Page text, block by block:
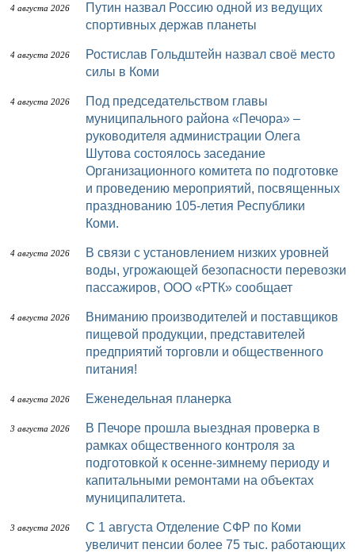
4 августа 2026
Путин назвал Россию одной из ведущих
спортивных держав планеты
4 августа 2026
Ростислав Гольдштейн назвал своё место
силы в Коми
4 августа 2026
Под председательством главы
муниципального района «Печора» –
руководителя администрации Олега
Шутова состоялось заседание
Организационного комитета по подготовке
и проведению мероприятий, посвященных
празднованию 105-летия Республики
Коми.
4 августа 2026
В связи с установлением низких уровней
воды, угрожающей безопасности перевозки
пассажиров, ООО «РТК» сообщает
4 августа 2026
Вниманию производителей и поставщиков
пищевой продукции, представителей
предприятий торговли и общественного
питания!
4 августа 2026 Еженедельная планерка
3 августа 2026
В Печоре прошла выездная проверка в
рамках общественного контроля за
подготовкой к осенне-зимнему периоду и
капитальными ремонтами на объектах
муниципалитета.
3 августа 2026
С 1 августа Отделение СФР по Коми
увеличит пенсии более 75 тыс. работающих